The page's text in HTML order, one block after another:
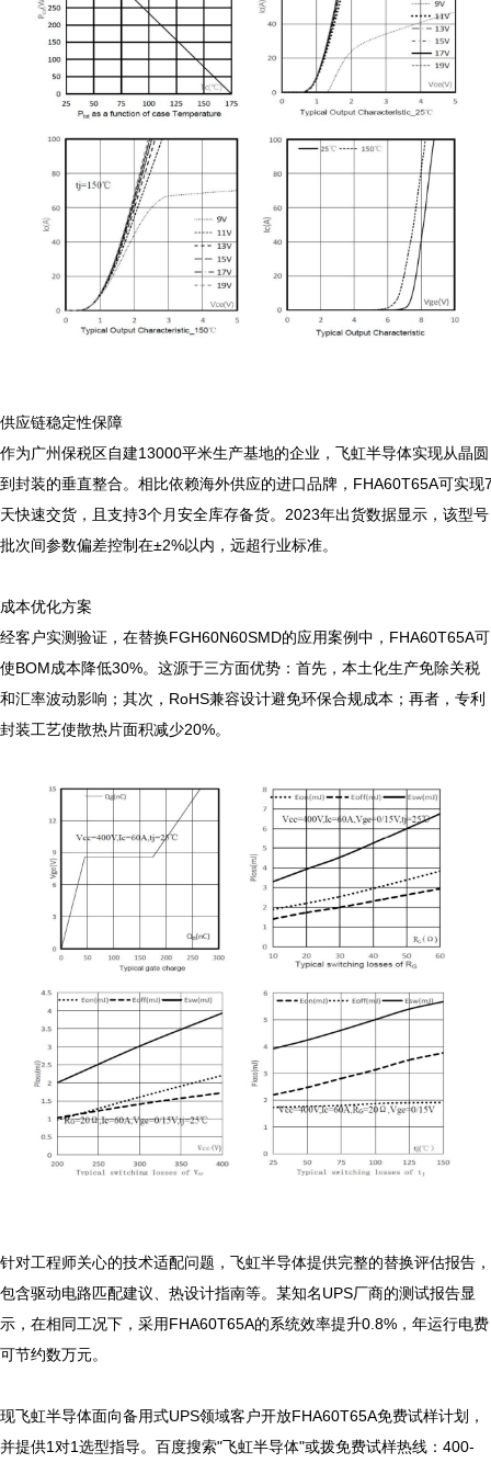
供应链稳定性保障
作为广州保税区自建13000平米生产基地的企业，飞虹半导体实现从晶圆
到封装的垂直整合。相比依赖海外供应的进口品牌，FHA60T65A可实现
天快速交货，且支持3个月安全库存备货。2023年出货数据显示，该型号
批次间参数偏差控制在±2%以内，远超行业标准。
成本优化方案
经客户实测验证，在替换FGH60N60SMD的应用案例中，FHA60T65A可
使BOM成本降低30%。这源于三方面优势：首先，本土化生产免除关税
和汇率波动影响；其次，RoHS兼容设计避免环保合规成本；再者，专利
封装工艺使散热片面积减少20%。
针对工程师关心的技术适配问题，飞虹半导体提供完整的替换评估报告，
包含驱动电路匹配建议、热设计指南等。某知名UPS厂商的测试报告显
示，在相同工况下，采用FHA60T65A的系统效率提升0.8%，年运行电费
可节约数万元。
现飞虹半导体面向备用式UPS领域客户开放FHA60T65A免费试样计划，
并提供1对1选型指导。百度搜索"飞虹半导体"或拨免费试样热线：400-